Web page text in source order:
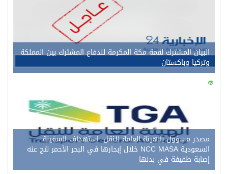
البيان المشترك لقمة مكة المكرمة للدفاع المشترك بين المملكة
وتركيا وباكستان
145
مصدر مسؤول بالهيئة العامة للنقل: استهداف السفينة
السعودية NCC MASA خلال إبحارها في البحر الأحمر نتج عنه
إصابة طفيفة في بدنها